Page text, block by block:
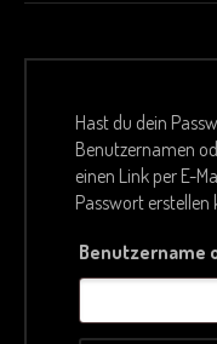
Hast du dein
Benutzernamen
einen Link per E-
Passwort erstellen
Benutzername